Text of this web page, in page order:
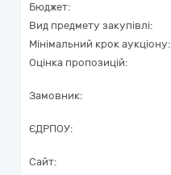
Бюджет:
Вид предмету закупівлі:
Мінімальний крок аукціону:
Оцінка пропозицій:
Замовник:
ЄДРПОУ:
Сайт: